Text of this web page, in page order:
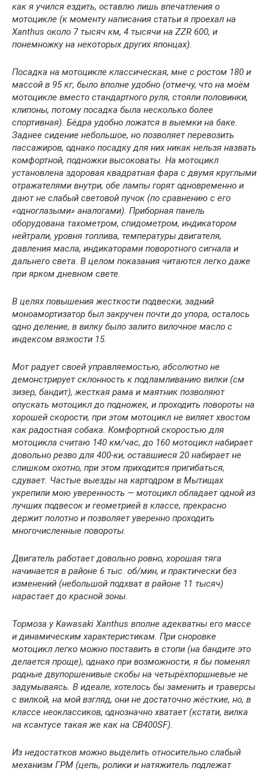
как я учился ездить, оставлю лишь впечатления о
мотоцикле (к моменту написания статьи я проехал на
Xanthus около 7 тысяч км, 4 тысячи на ZZR 600, и
понемножку на некоторых других японцах).
Посадка на мотоцикле классическая, мне с ростом 180 и
массой в 95 кг, было вполне удобно (отмечу, что на моём
мотоцикле вместо стандартного руля, стояли половинки,
клипоны, потому посадка была несколько более
спортивная). Бёдра удобно ложатся в выемки на баке.
Заднее сидение небольшое, но позволяет перевозить
пассажиров, однако посадку для них никак нельзя назвать
комфортной, подножки высоковаты. На мотоцикл
установлена здоровая квадратная фара с двумя круглыми
отражателями внутри, обе лампы горят одновременно и
дают не слабый световой пучок (по сравнению с его
«одноглазыми» аналогами). Приборная панель
оборудована тахометром, спидометром, индикатором
нейтрали, уровня топлива, температуры двигателя,
давления масла, индикаторами поворотного сигнала и
дальнего света. В целом показания читаются легко даже
при ярком дневном свете.
В целях повышения жесткости подвески, задний
моноамортизатор был закручен почти до упора, осталось
одно деление, в вилку было залито вилочное масло с
индексом вязкости 15.
Мот радует своей управляемостью, абсолютно не
демонстрирует склонность к подламливанию вилки (см
зизер, бандит), жесткая рама и маятник позволяют
опускать мотоцикл до подножек, и проходить повороты на
хорошей скорости, при этом мотоцикл не виляет хвостом
как радостная собака. Комфортной скоростью для
мотоцикла считаю 140 км/час, до 160 мотоцикл набирает
довольно резво для 400-ки, оставшиеся 20 набирает не
слишком охотно, при этом приходится пригибаться,
сдувает. Частые выезды на картодром в Мытищах
укрепили мою уверенность — мотоцикл обладает одной из
лучших подвесок и геометрией в классе, прекрасно
держит полотно и позволяет уверенно проходить
многочисленные повороты.
Двигатель работает довольно ровно, хорошая тяга
начинается в районе 6 тыс. об/мин, и практически без
изменений (небольшой подхват в районе 11 тысяч)
нарастает до красной зоны.
Тормоза у Kawasaki Xanthus вполне адекватны его массе
и динамическим характеристикам. При сноровке
мотоцикл легко можно поставить в стопи (на бандите это
делается проще), однако при возможности, я бы поменял
родные двупоршенивые скобы на четырёхпоршневые не
задумываясь. В идеале, хотелось бы заменить и траверсы
с вилкой, на мой взгляд, они не достаточно жёсткие, но, в
классе неоклассиков, однозначно хватает (кстати, вилка
на ксантусе такая же как на CB400SF).
Из недостатков можно выделить относительно слабый
механизм ГРМ (цепь, ролики и натяжитель подлежат